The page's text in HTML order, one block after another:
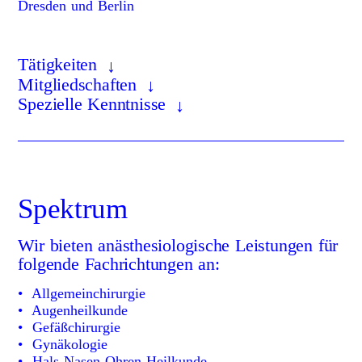
Dresden und Berlin
Tätigkeiten
Mitgliedschaften
Spezielle Kenntnisse
Spektrum
Wir bieten anästhesiologische Leistungen für
folgende Fachrichtungen an:
• Allgemeinchirurgie
• Augenheilkunde
• Gefäßchirurgie
• Gynäkologie